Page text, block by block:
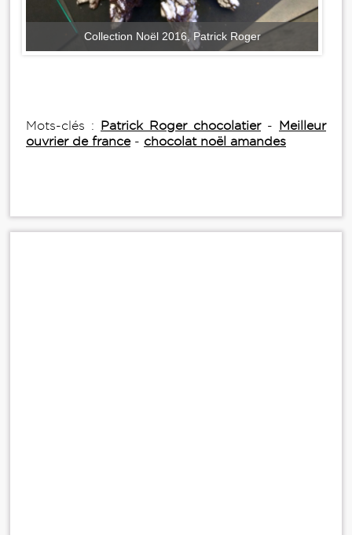
Collection Noël 2016, Patrick Roger
Mots-clés : Patrick Roger chocolatier- Meilleur
ouvrier de france- chocolat noël amandes